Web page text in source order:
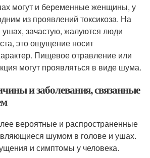
могут и беременные женщины, у
из проявлений токсикоза. На
зачастую, жалуются люди
это ощущение носит
Пищевое отравление или
могут проявляться в виде шума.
и заболевания, связанные
вероятные и распространенные
шумом в голове и ушах.
и симптомы у человека.